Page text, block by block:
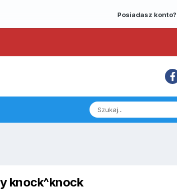
Posiadasz
knock^knock